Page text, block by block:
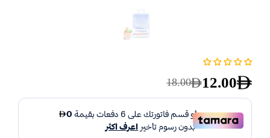
18.00 12.00